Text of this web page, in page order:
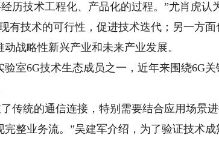
技术工程化、产品化的过程。”尤肖虎认
有技术的可行性，促进技术迭代；另一方
战略性新兴产业和未来产业发展。
6G技术生态成员之一，近年来围绕6G关
统的通信连接，特别需要结合应用场景进
整业务流。”吴建军介绍，为了验证技术